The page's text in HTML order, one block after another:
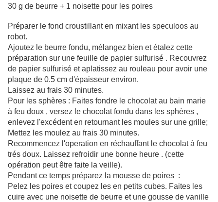
30 g de beurre + 1 noisette pour les poires
Préparer le fond croustillant en mixant les speculoos au
robot.
Ajoutez le beurre fondu, mélangez bien et étalez cette
préparation sur une feuille de papier sulfurisé . Recouvrez
de papier sulfurisé et aplatissez au rouleau pour avoir une
plaque de 0.5 cm d'épaisseur environ.
Laissez au frais 30 minutes.
Pour les sphères : Faites fondre le chocolat au bain marie
à feu doux , versez le chocolat fondu dans les sphères ,
enlevez l'excédent en retournant les moules sur une grille;
Mettez les moulez au frais 30 minutes.
Recommencez l'operation en réchauffant le chocolat à feu
trés doux. Laissez refroidir une bonne heure . (cette
opération peut être faite la veille).
Pendant ce temps préparez la mousse de poires :
Pelez les poires et coupez les en petits cubes. Faites les
cuire avec une noisette de beurre et une gousse de vanille